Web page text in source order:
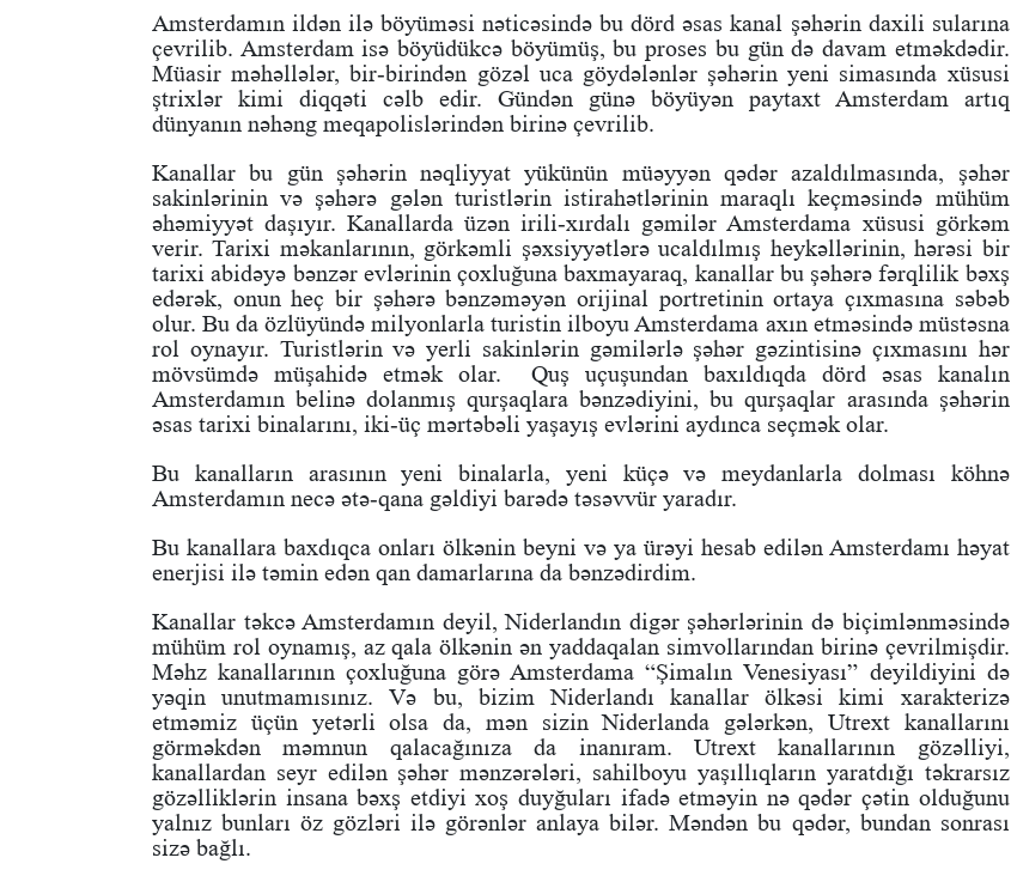
Amsterdamın ildən ilə böyüməsi nəticəsində bu dörd əsas kanal şəhərin daxili sularına
çevrilib. Amsterdam isə böyüdükcə böyümüş, bu proses bu gün də davam etməkdədir.
Müasir məhəllələr, bir-birindən gözəl uca göydələnlər şəhərin yeni simasında xüsusi
ştrixlər kimi diqqəti cəlb edir. Gündən günə böyüyən paytaxt Amsterdam artıq
dünyanın nəhəng meqapolislərindən birinə çevrilib.
Kanallar bu gün şəhərin nəqliyyat yükünün müəyyən qədər azaldılmasında, şəhər
sakinlərinin və şəhərə gələn turistlərin istirahətlərinin maraqlı keçməsində mühüm
əhəmiyyət daşıyır. Kanallarda üzən irili-xırdalı gəmilər Amsterdama xüsusi görkəm
verir. Tarixi məkanlarının, görkəmli şəxsiyyətlərə ucaldılmış heykəllərinin, hərəsi bir
tarixi abidəyə bənzər evlərinin çoxluğuna baxmayaraq, kanallar bu şəhərə fərqlilik bəxş
edərək, onun heç bir şəhərə bənzəməyən orijinal portretinin ortaya çıxmasına səbəb
olur. Bu da özlüyündə milyonlarla turistin ilboyu Amsterdama axın etməsində müstəsna
rol oynayır. Turistlərin və yerli sakinlərin gəmilərlə şəhər gəzintisinə çıxmasını hər
mövsümdə müşahidə etmək olar. Quş uçuşundan baxıldıqda dörd əsas kanalın
Amsterdamın belinə dolanmış qurşaqlara bənzədiyini, bu qurşaqlar arasında şəhərin
əsas tarixi binalarını, iki-üç mərtəbəli yaşayış evlərini aydınca seçmək olar.
Bu kanalların arasının yeni binalarla, yeni küçə və meydanlarla dolması köhnə
Amsterdamın necə ətə-qana gəldiyi barədə təsəvvür yaradır.
Bu kanallara baxdıqca onları ölkənin beyni və ya ürəyi hesab edilən Amsterdamı həyat
enerjisi ilə təmin edən qan damarlarına da bənzədirdim.
Kanallar təkcə Amsterdamın deyil, Niderlandın digər şəhərlərinin də biçimlənməsində
mühüm rol oynamış, az qala ölkənin ən yaddaqalan simvollarından birinə çevrilmişdir.
Məhz kanallarının çoxluğuna görə Amsterdama “Şimalın Venesiyası” deyildiyini də
yəqin unutmamısınız. Və bu, bizim Niderlandı kanallar ölkəsi kimi xarakterizə
etməmiz üçün yetərli olsa da, mən sizin Niderlanda gələrkən, Utrext kanallarını
görməkdən məmnun qalacağınıza da inanıram. Utrext kanallarının gözəlliyi,
kanallardan seyr edilən şəhər mənzərələri, sahilboyu yaşıllıqların yaratdığı təkrarsız
gözəlliklərin insana bəxş etdiyi xoş duyğuları ifadə etməyin nə qədər çətin olduğunu
yalnız bunları öz gözləri ilə görənlər anlaya bilər. Məndən bu qədər, bundan sonrası
sizə bağlı.